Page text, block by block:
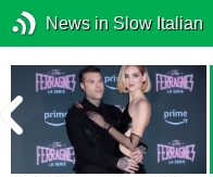
News in Slow Italian